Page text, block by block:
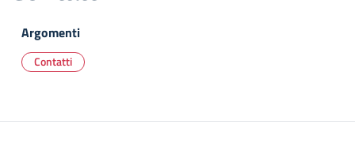
Argomenti
Contatti